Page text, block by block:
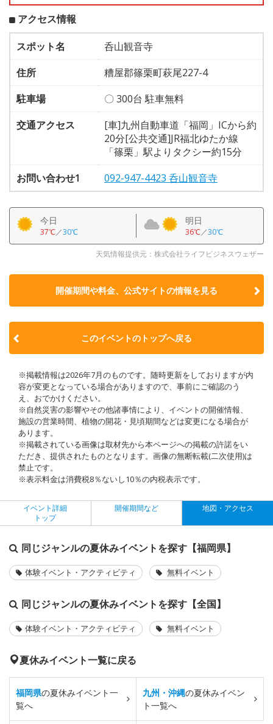
アクセス情報
スポット名
呑山観音寺
住所
糟屋郡篠栗町萩尾227-4
駐車場
〇 300台 駐車無料
交通アクセス
[車]九州自動車道「福岡」ICから約
20分[公共交通]JR福北ゆたか線
「篠栗」駅よりタクシー約15分
お問い合わせ1
092-947-4423 呑山観音寺
今日
37℃／30℃
明日
36℃／30℃
天気情報提供元：株式会社ライフビジネスウェザー
開催期間や料金、公式サイトの情報を見る
このイベントのトップへ戻る
※掲載情報は2026年7月のものです。随時更新をしておりますが内
容が変更となっている場合がありますので、事前にご確認のう
え、おでかけください。
※自然災害の影響やその他諸事情により、イベントの開催情報、
施設の営業時間、植物の開花・見頃期間などは変更になる場合が
あります。
※掲載されている画像は取材先から本ページへの掲載の許諾をい
ただき、提供されたものとなります。画像の無断転載(二次使用)は
禁止です。
※表示料金は消費税8％ないし10％の内税表示です。
イベント詳細
トップ
開催期間など 地図・アクセス
同じジャンルの夏休みイベントを探す【福岡県】
体験イベント・アクティビティ 無料イベント
同じジャンルの夏休みイベントを探す【全国】
体験イベント・アクティビティ 無料イベント
夏休みイベント一覧に戻る
福岡県の夏休みイベント一
覧へ
九州・沖縄の夏休みイベン
ト一覧へ